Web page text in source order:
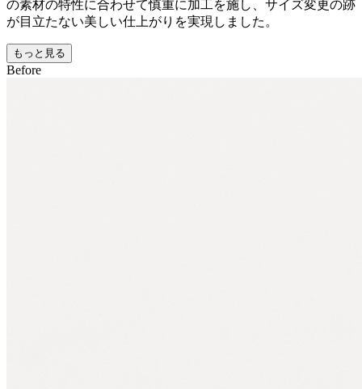
の素材の特性に合わせて慎重に加工を施し、サイズ変更の跡
が目立たない美しい仕上がりを実現しました。
もっと見る
Before